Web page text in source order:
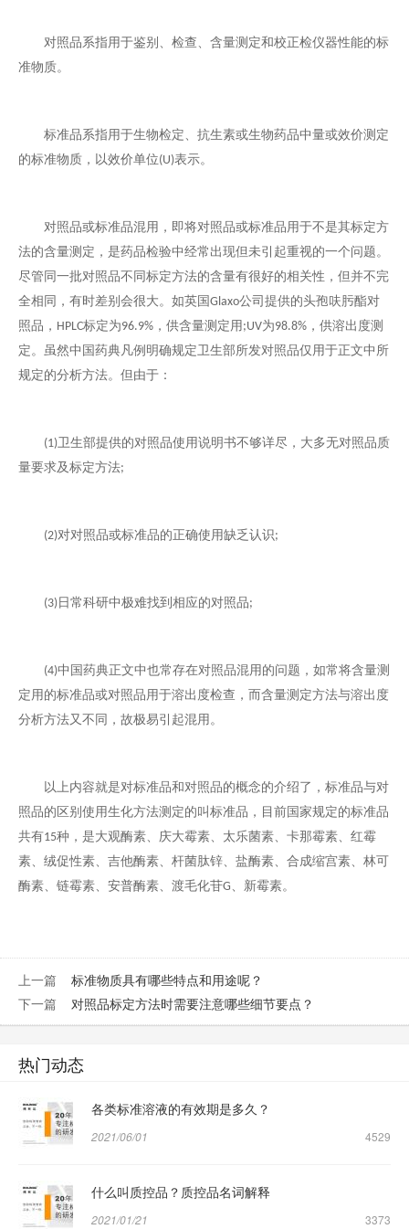
对照品系指用于鉴别、检查、含量测定和校正检仪器性能的标
准物质。
标准品系指用于生物检定、抗生素或生物药品中量或效价测定
的标准物质，以效价单位(U)表示。
对照品或标准品混用，即将对照品或标准品用于不是其标定方
法的含量测定，是药品检验中经常出现但未引起重视的一个问题。
尽管同一批对照品不同标定方法的含量有很好的相关性，但并不完
全相同，有时差别会很大。如英国 Glaxo公司提供的头孢呋肟酯对
照品， HPLC标定为96.9% ，供含量测定用 ;UV为98.8% ，供溶出度测
定。虽然中国药典凡例明确规定卫生部所发对照品仅用于正文中所
规定的分析方法。但由于：
(1)卫生部提供的对照品使用说明书不够详尽，大多无对照品质
量要求及标定方法;
(2)对对照品或标准品的正确使用缺乏认识;
(3) 日常科研中极难找到相应的对照品;
(4)中国药典正文中也常存在对照品混用的问题，如常将含量测
定用的标准品或对照品用于溶出度检查，而含量测定方法与溶出度
分析方法又不同，故极易引起混用。
以上内容就是对标准品和对照品的概念的介绍了，标准品与对
照品的区别使用生化方法测定的叫标准品，目前国家规定的标准品
共有15种，是大观酶素、庆大霉素、太乐菌素、卡那霉素、红霉
素、绒促性素、吉他酶素、杆菌肽锌、盐酶素、合成缩宫素、林可
酶素、链霉素、安普酶素、渡毛化苷G、新霉素。
上一篇 标准物质具有哪些特点和用途呢？
下一篇 对照品标定方法时需要注意哪些细节要点？
热门动态
各类标准溶液的有效期是多久？
2021/06/01 4529
什么叫质控品？质控品名词解释
2021/01/21 3373